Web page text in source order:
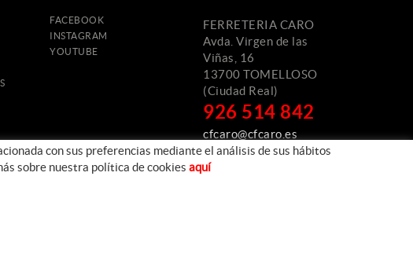
FACEBOOK
INSTAGRAM
YOUTUBE
FERRETERIA CARO
Avda. Virgen de las
Viñas, 16
13700 TOMELLOSO
(Ciudad Real)
926 514 842
cfcaro@cfcaro.es
con sus preferencias mediante el análisis de sus hábitos
sobre nuestra política de cookies aquí